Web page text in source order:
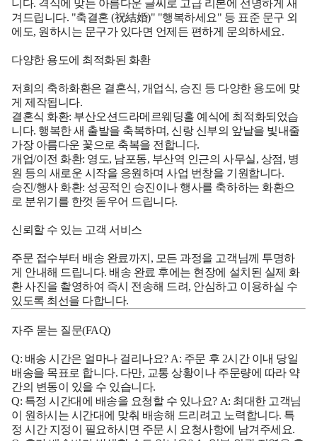
니다. 격식에 맞는 아름다운 글씨로 고급 리본에 선명하게 새
겨드립니다. "축결혼 (祝結婚)" "행복하세요" 등 표준 문구 외
에도, 원하시는 문구가 있다면 언제든 편하게 문의하세요.
다양한 용도에 최적화된 화환
저희의 축하화환은 결혼식, 개업식, 승진 등 다양한 용도에 맞
게 제작됩니다.
결혼식 화환: 부산오션드라메르웨딩홀 예식에 최적화되었습
니다. 행복한 새 출발을 축복하며, 신랑 신부의 앞날을 빛내줄
가장 아름다운 꽃으로 축복을 전합니다.
개업/이전 화환: 영도, 남포동, 부산역 인근의 사무실, 상점, 병
원 등의 새로운 시작을 응원하며 사업 번창을 기원합니다.
승진/행사 화환: 성공적인 승진이나 행사를 축하하는 화환으
로 분위기를 한껏 돋우어 드립니다.
신뢰할 수 있는 고객 서비스
주문 접수부터 배송 완료까지, 모든 과정을 고객님께 투명하
게 안내해 드립니다. 배송 완료 후에는 현장에 설치된 실제 화
환 사진을 촬영하여 즉시 전송해 드려, 안심하고 이용하실 수
있도록 최선을 다합니다.
자주 묻는 질문(FAQ)
Q: 배송 시간은 얼마나 걸리나요? A: 주문 후 2시간 이내 당일
배송을 목표로 합니다. 다만, 교통 상황이나 주문량에 따라 약
간의 변동이 있을 수 있습니다.
Q: 특정 시간대에 배송을 요청할 수 있나요? A: 최대한 고객님
이 원하시는 시간대에 맞춰 배송해 드리려고 노력합니다. 특
정 시간 지정이 필요하시면 주문 시 요청사항에 남겨주세요.